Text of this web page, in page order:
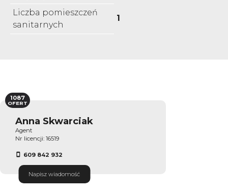
Liczba pomieszczeń
sanitarnych
1
Anna Skwarciak
Agent
Nr licencji: 16519
609 842 932
Napisz wiadomość
1087
OFERT